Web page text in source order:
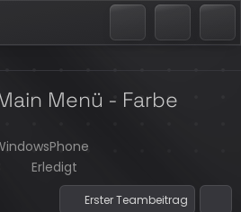
Menü - Farbe
Erledigt
Erster Teambeitrag